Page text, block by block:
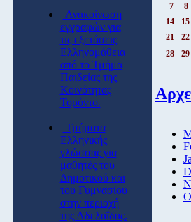
Ανακοίνωση
εγγραφών για
τις εξετάσεις
Ελληνομάθεια
από το Τμήμα
Παιδείας της
Κοινότητας
Τορόντο.
Τμήματα
Ελληνικής
γλώσσας για
μαθητές του
Δημοτικού και
του Γυμνασίου
στην περιοχή
της Αδελαΐδας.
7
8
14
15
21
22
28
29